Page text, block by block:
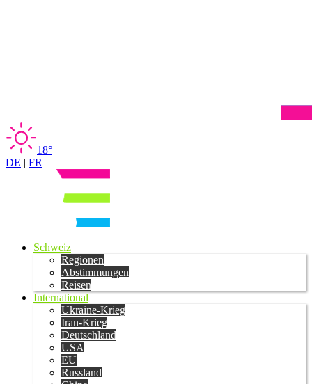
18°
DE | FR
Schweiz
Regionen
Abstimmungen
Reisen
International
Ukraine-Krieg
Iran-Krieg
Deutschland
USA
EU
Russland